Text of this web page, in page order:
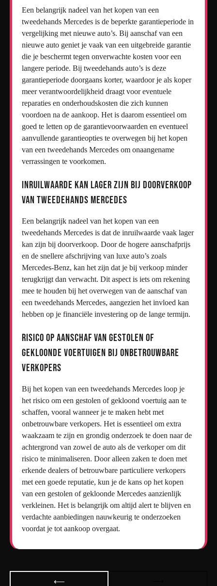
Een belangrijk nadeel van het kopen van een
tweedehands Mercedes is de beperkte garantieperiode in
vergelijking met nieuwe auto’s. Bij aanschaf van een
nieuwe auto geniet je vaak van een uitgebreide garantie
die je beschermt tegen onverwachte kosten voor een
langere periode. Bij tweedehands auto’s is deze
garantieperiode doorgaans korter, waardoor je als koper
meer verantwoordelijkheid draagt voor eventuele
reparaties en onderhoudskosten die zich kunnen
voordoen na de aankoop. Het is daarom essentieel om
goed te letten op de garantievoorwaarden en eventueel
aanvullende garantieopties te overwegen bij het kopen
van een tweedehands Mercedes om onaangename
verrassingen te voorkomen.
Inruilwaarde kan lager zijn bij doorverkoop
van tweedehands Mercedes
Een belangrijk nadeel van het kopen van een
tweedehands Mercedes is dat de inruilwaarde vaak lager
kan zijn bij doorverkoop. Door de hogere aanschafprijs
en de snellere afschrijving van luxe auto’s zoals
Mercedes-Benz, kan het zijn dat je bij verkoop minder
terugkrijgt dan verwacht. Dit aspect is iets om rekening
mee te houden bij het overwegen van de aanschaf van
een tweedehands Mercedes, aangezien het invloed kan
hebben op je financiële investering op de lange termijn.
Risico op aanschaf van gestolen of
gekloonde voertuigen bij onbetrouwbare
verkopers
Bij het kopen van een tweedehands Mercedes loop je
het risico om een gestolen of gekloond voertuig aan te
schaffen, vooral wanneer je te maken hebt met
onbetrouwbare verkopers. Het is essentieel om extra
waakzaam te zijn en grondig onderzoek te doen naar de
achtergrond van zowel de auto als de verkoper om dit
risico te minimaliseren. Door alleen zaken te doen met
erkende dealers of betrouwbare particuliere verkopers
met een goede reputatie, kun je de kans op het kopen
van een gestolen of gekloonde Mercedes aanzienlijk
verkleinen. Het is belangrijk om altijd alert te blijven en
verdachte aanbiedingen nauwkeurig te onderzoeken
voordat je tot aankoop overgaat.
⟵